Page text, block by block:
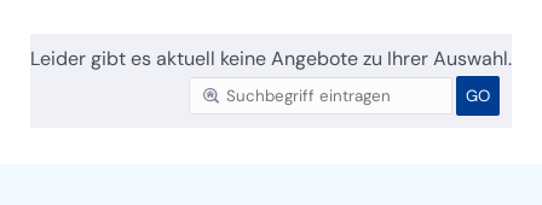
Leider gibt es aktuell keine Angebote zu Ihrer Auswahl.